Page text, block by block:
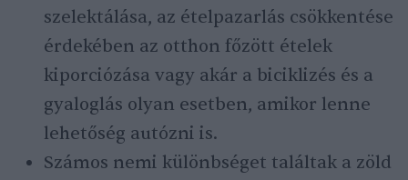
szelektálása, az ételpazarlás csökkentése
érdekében az otthon főzött ételek
kiporciózása vagy akár a biciklizés és a
gyaloglás olyan esetben, amikor lenne
lehetőség autózni is.
Számos nemi különbséget találtak a zöld